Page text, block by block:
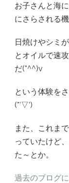
お子さんと海
にさらされる
日焼けやシミ
とオイルで速
だ(*^^)v
という体験を
(*’▽’)
また、これま
っていたけど
た～とか。
過去のブログ